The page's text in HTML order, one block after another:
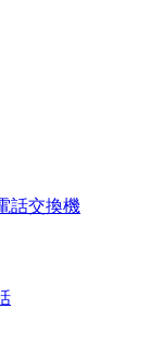
話交換機